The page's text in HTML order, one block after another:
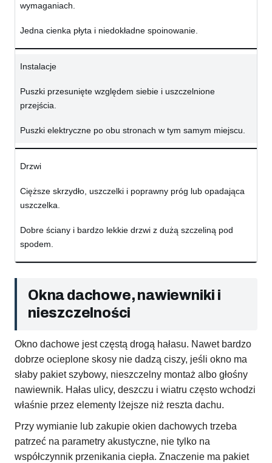
wymaganiach.
Jedna cienka płyta i niedokładne spoinowanie.
Instalacje
Puszki przesunięte względem siebie i uszczelnione
przejścia.
Puszki elektryczne po obu stronach w tym samym miejscu.
Drzwi
Cięższe skrzydło, uszczelki i poprawny próg lub opadająca
uszczelka.
Dobre ściany i bardzo lekkie drzwi z dużą szczeliną pod
spodem.
Okna dachowe, nawiewniki i
nieszczelności
Okno dachowe jest częstą drogą hałasu. Nawet bardzo
dobrze ocieplone skosy nie dadzą ciszy, jeśli okno ma
słaby pakiet szybowy, nieszczelny montaż albo głośny
nawiewnik. Hałas ulicy, deszczu i wiatru często wchodzi
właśnie przez elementy lżejsze niż reszta dachu.
Przy wymianie lub zakupie okien dachowych trzeba
patrzeć na parametry akustyczne, nie tylko na
współczynnik przenikania ciepła. Znaczenie ma pakiet